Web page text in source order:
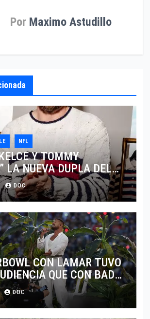
Por Maximo Astudillo
NFL
Y TOMMY
LA NUEVA DUPLA DEL
AMERICAN COOL”
DOC
CON LAMAR TUVO
QUE CON BAD
DOC